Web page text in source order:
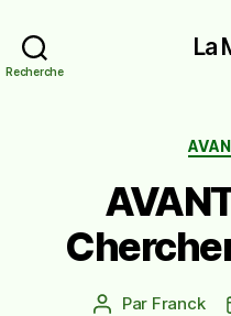
Recherche
La
Auteur
Par Franck